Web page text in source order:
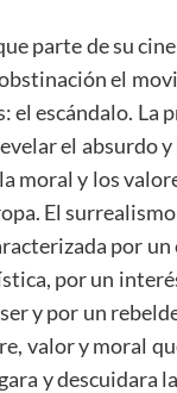
parte de su
el
el escándalo. La
el absurdo
moral y los
El
por un
por un
y por un
valor y moral
y descuidara